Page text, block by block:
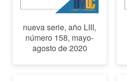
nueva serie, año LIII,
número 158, mayo-
agosto de 2020